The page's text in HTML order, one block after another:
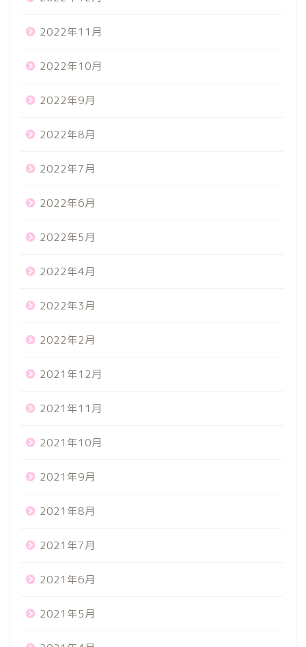
2022年11月
2022年10月
2022年9月
2022年8月
2022年7月
2022年6月
2022年5月
2022年4月
2022年3月
2022年2月
2021年12月
2021年11月
2021年10月
2021年9月
2021年8月
2021年7月
2021年6月
2021年5月